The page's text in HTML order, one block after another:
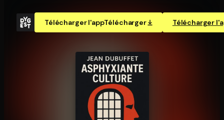
Télécharger l'appTélécharger Télécharger